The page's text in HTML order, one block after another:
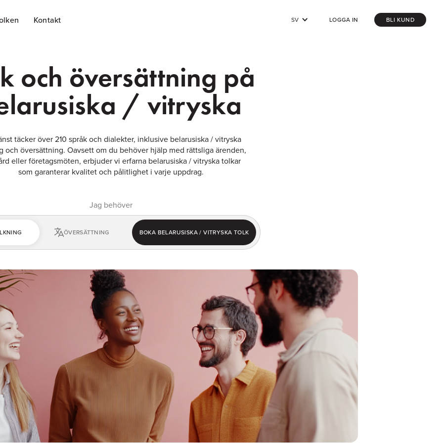
Kontakt SV LOGGA IN BLI KUND
och översättning på
/ vitryska
täcker över 210 språk och dialekter, inklusive belarusiska / vitryska
och översättning. Oavsett om du behöver hjälp med rättsliga ärenden,
eller företagsmöten, erbjuder vi erfarna belarusiska / vitryska tolkar
som garanterar kvalitet och pålitlighet i varje uppdrag.
Jag behöver
ÖVERSÄTTNING BOKA BELARUSISKA / VITRYSKA TOLK